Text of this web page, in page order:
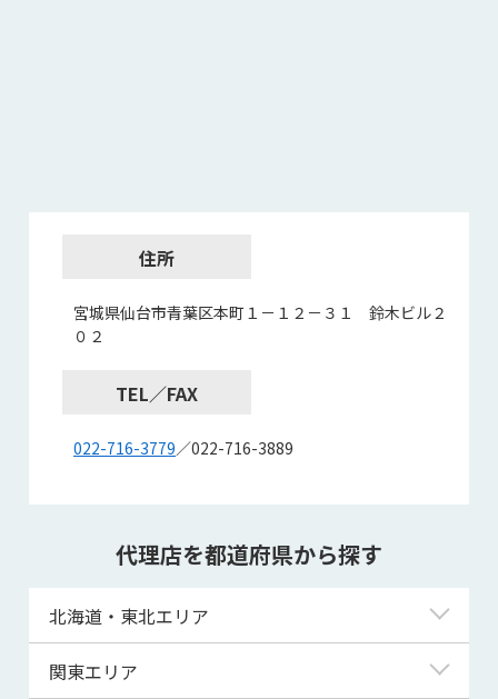
住所
宮城県仙台市青葉区本町１－１２－３１ 鈴木ビル２
０２
TEL／FAX
022-716-3779／022-716-3889
代理店を都道府県から探す
北海道・東北エリア
北海道
関東エリア